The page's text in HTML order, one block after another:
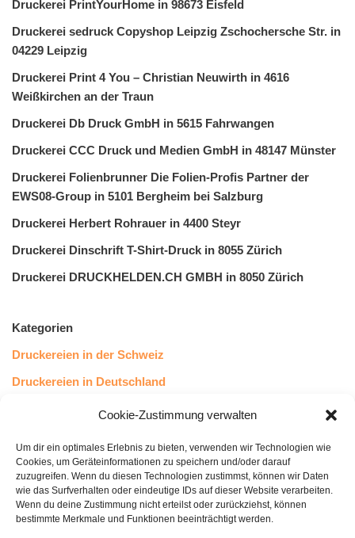
Cookie-Zustimmung verwalten
Um dir ein optimales Erlebnis zu bieten, verwenden wir Technologien wie
Cookies, um Geräteinformationen zu speichern und/oder darauf
zuzugreifen. Wenn du diesen Technologien zustimmst, können wir Daten
wie das Surfverhalten oder eindeutige IDs auf dieser Website verarbeiten.
Wenn du deine Zustimmung nicht erteilst oder zurückziehst, können
bestimmte Merkmale und Funktionen beeinträchtigt werden.
Druckerei PrintYourHome in 98673 Eisfeld
Druckerei sedruck Copyshop Leipzig Zschochersche Str. in
04229 Leipzig
Druckerei Print 4 You – Christian Neuwirth in 4616
Weißkirchen an der Traun
Druckerei Db Druck GmbH in 5615 Fahrwangen
Druckerei CCC Druck und Medien GmbH in 48147 Münster
Druckerei Folienbrunner Die Folien-Profis Partner der
EWS08-Group in 5101 Bergheim bei Salzburg
Druckerei Herbert Rohrauer in 4400 Steyr
Druckerei Dinschrift T-Shirt-Druck in 8055 Zürich
Druckerei DRUCKHELDEN.CH GMBH in 8050 Zürich
Kategorien
Druckereien in der Schweiz
Druckereien in Deutschland
Druckereien in Österreich
Kundenstimmen